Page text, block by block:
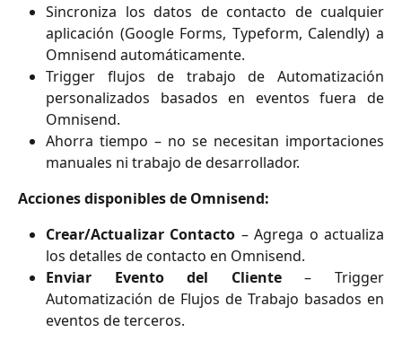
Sincroniza los datos de contacto de cualquier
aplicación (Google Forms, Typeform, Calendly) a
Omnisend automáticamente.
Trigger flujos de trabajo de Automatización
personalizados basados en eventos fuera de
Omnisend.
Ahorra tiempo – no se necesitan importaciones
manuales ni trabajo de desarrollador.
Acciones disponibles de Omnisend:
Crear/Actualizar Contacto – Agrega o actualiza
los detalles de contacto en Omnisend.
Enviar Evento del Cliente– Trigger
Automatización de Flujos de Trabajo basados en
eventos de terceros.